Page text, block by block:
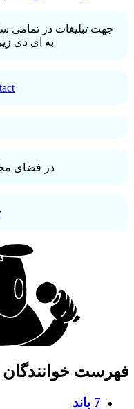
جهت تبلیغات در تمامی
به ای دی
در فضای
فهرست خوانندگان
7 باند